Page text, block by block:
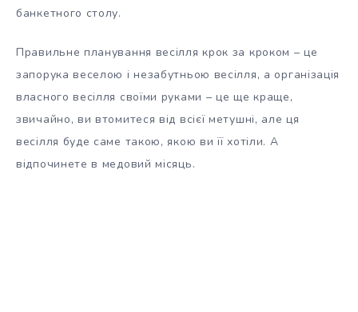
банкетного столу.
Правильне планування весілля крок за кроком – це
запорука веселою і незабутньою весілля, а організація
власного весілля своїми руками – це ще краще,
звичайно, ви втомитеся від всієї метушні, але ця
весілля буде саме такою, якою ви її хотіли. А
відпочинете в медовий місяць.